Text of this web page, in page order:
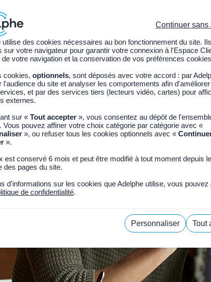
légales Nos services Adhérer à Adelphe
Continuer sans
utilise des cookies nécessaires au bon fonctionnement du site.
sur votre navigateur pour garantir votre connexion à l'Espace
votre navigation et la conservation de vos préférences
cookies, optionnels, sont déposés avec votre accord : par
l'audience du site et analyser les comportements afin
et par des services tiers (lecteurs vidéo, cartes) pour
externes.
sur « Tout accepter », vous consentez au dépôt de
Vous pouvez affiner votre choix catégorie par catégorie avec «
», ou refuser tous les cookies optionnels avec «
».
est conservé 6 mois et peut être modifié à tout moment depuis
des pages du site.
d'informations sur les cookies que Adelphe utilise, vous pouvez
de confidentialité.
Personnaliser
Tout